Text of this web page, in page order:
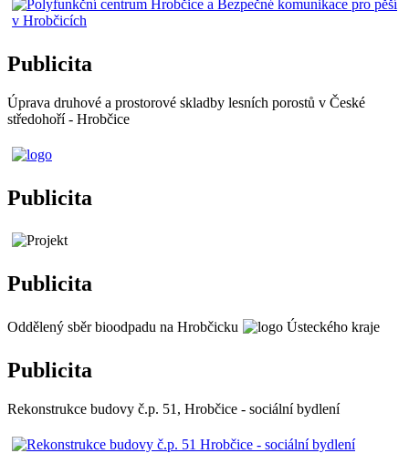
Publicita
Úprava druhové a prostorové skladby lesních porostů v České
středohoří - Hrobčice
Publicita
Publicita
Oddělený sběr bioodpadu na Hrobčicku
Publicita
Rekonstrukce budovy č.p. 51, Hrobčice - sociální bydlení